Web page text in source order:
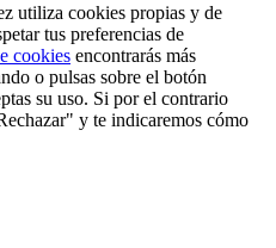
utiliza cookies propias y de
tus preferencias de
cookies encontrarás más
o pulsas sobre el botón
su uso. Si por el contrario
y te indicaremos cómo